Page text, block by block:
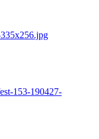
153-190427-